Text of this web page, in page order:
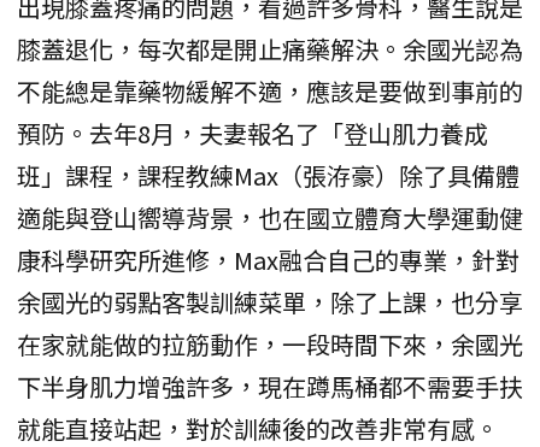
膝蓋退化，每次都是開止痛藥解決。余國光認為
不能總是靠藥物緩解不適，應該是要做到事前的
預防。去年8月，夫妻報名了「登山肌力養成
班」課程，課程教練Max（張洊豪）除了具備體
適能與登山嚮導背景，也在國立體育大學運動健
康科學研究所進修，Max融合自己的專業，針對
余國光的弱點客製訓練菜單，除了上課，也分享
在家就能做的拉筋動作，一段時間下來，余國光
下半身肌力增強許多，現在蹲馬桶都不需要手扶
就能直接站起，對於訓練後的改善非常有感。